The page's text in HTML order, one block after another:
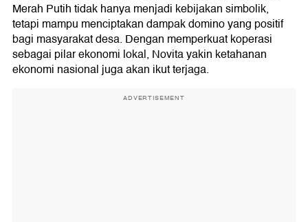
Merah Putih tidak hanya menjadi kebijakan simbolik,
tetapi mampu menciptakan dampak domino yang positif
bagi masyarakat desa. Dengan memperkuat koperasi
sebagai pilar ekonomi lokal, Novita yakin ketahanan
ekonomi nasional juga akan ikut terjaga.
ADVERTISEMENT